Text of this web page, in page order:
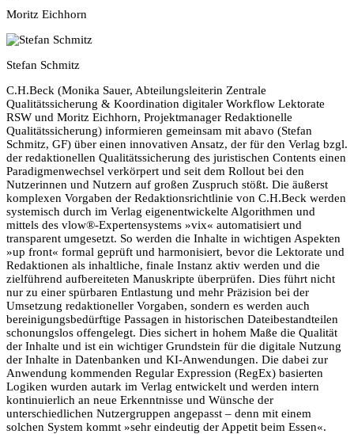
Moritz Eichhorn
Stefan Schmitz
C.H.Beck (Monika Sauer, Abteilungsleiterin Zentrale
Qualitätssicherung & Koordination digitaler Workflow Lektorate
RSW und Moritz Eichhorn, Projektmanager Redaktionelle
Qualitätssicherung) informieren gemeinsam mit abavo (Stefan
Schmitz, GF) über einen innovativen Ansatz, der für den Verlag bzgl.
der redaktionellen Qualitätssicherung des juristischen Contents einen
Paradigmenwechsel verkörpert und seit dem Rollout bei den
Nutzerinnen und Nutzern auf großen Zuspruch stößt. Die äußerst
komplexen Vorgaben der Redaktionsrichtlinie von C.H.Beck werden
systemisch durch im Verlag eigenentwickelte Algorithmen und
mittels des vlow®-Expertensystems »vix« automatisiert und
transparent umgesetzt. So werden die Inhalte in wichtigen Aspekten
»up front« formal geprüft und harmonisiert, bevor die Lektorate und
Redaktionen als inhaltliche, finale Instanz aktiv werden und die
zielführend aufbereiteten Manuskripte überprüfen. Dies führt nicht
nur zu einer spürbaren Entlastung und mehr Präzision bei der
Umsetzung redaktioneller Vorgaben, sondern es werden auch
bereinigungsbedürftige Passagen in historischen Dateibestandteilen
schonungslos offengelegt. Dies sichert in hohem Maße die Qualität
der Inhalte und ist ein wichtiger Grundstein für die digitale Nutzung
der Inhalte in Datenbanken und KI-Anwendungen. Die dabei zur
Anwendung kommenden Regular Expression (RegEx) basierten
Logiken wurden autark im Verlag entwickelt und werden intern
kontinuierlich an neue Erkenntnisse und Wünsche der
unterschiedlichen Nutzergruppen angepasst – denn mit einem
solchen System kommt »sehr eindeutig der Appetit beim Essen«.